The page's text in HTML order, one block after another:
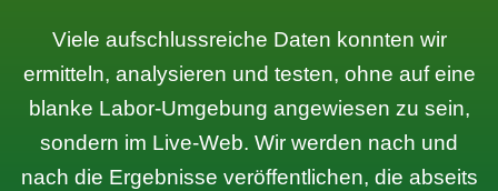
Viele aufschlussreiche Daten konnten wir
ermitteln, analysieren und testen, ohne auf eine
blanke Labor-Umgebung angewiesen zu sein,
sondern im Live-Web. Wir werden nach und
nach die Ergebnisse veröffentlichen, die abseits